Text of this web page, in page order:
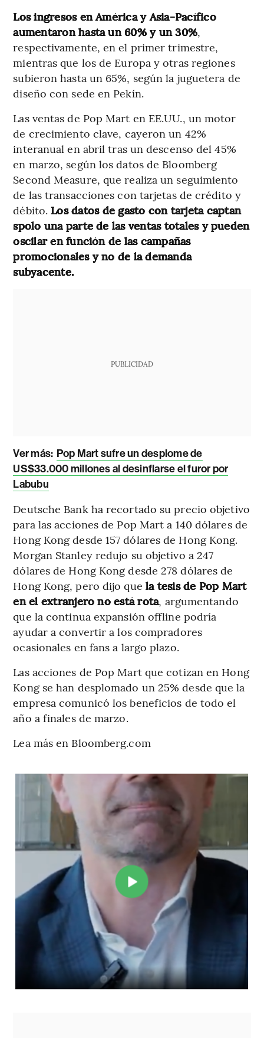
Los ingresos en América y Asia-Pacífico
aumentaron hasta un 60% y un 30%,
respectivamente, en el primer trimestre,
mientras que los de Europa y otras regiones
subieron hasta un 65%, según la juguetera de
diseño con sede en Pekín.
Las ventas de Pop Mart en EE.UU., un motor
de crecimiento clave, cayeron un 42%
interanual en abril tras un descenso del 45%
en marzo, según los datos de Bloomberg
Second Measure, que realiza un seguimiento
de las transacciones con tarjetas de crédito y
débito. Los datos de gasto con tarjeta captan
spolo una parte de las ventas totales y pueden
oscilar en función de las campañas
promocionales y no de la demanda
subyacente.
PUBLICIDAD
Ver más: Pop Mart sufre un desplome de
US$33.000 millones al desinflarse el furor por
Labubu
Deutsche Bank ha recortado su precio objetivo
para las acciones de Pop Mart a 140 dólares de
Hong Kong desde 157 dólares de Hong Kong.
Morgan Stanley redujo su objetivo a 247
dólares de Hong Kong desde 278 dólares de
Hong Kong, pero dijo que la tesis de Pop Mart
en el extranjero no está rota, argumentando
que la continua expansión offline podría
ayudar a convertir a los compradores
ocasionales en fans a largo plazo.
Las acciones de Pop Mart que cotizan en Hong
Kong se han desplomado un 25% desde que la
empresa comunicó los beneficios de todo el
año a finales de marzo.
Lea más en Bloomberg.com